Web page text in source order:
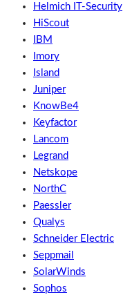
Helmich IT-Security
HiScout
IBM
Imory
Island
Juniper
KnowBe4
Keyfactor
Lancom
Legrand
Netskope
NorthC
Paessler
Qualys
Schneider Electric
Seppmail
SolarWinds
Sophos